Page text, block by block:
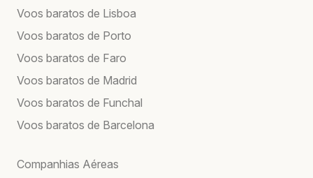
Voos baratos de Lisboa
Voos baratos de Porto
Voos baratos de Faro
Voos baratos de Madrid
Voos baratos de Funchal
Voos baratos de Barcelona
Companhias Aéreas